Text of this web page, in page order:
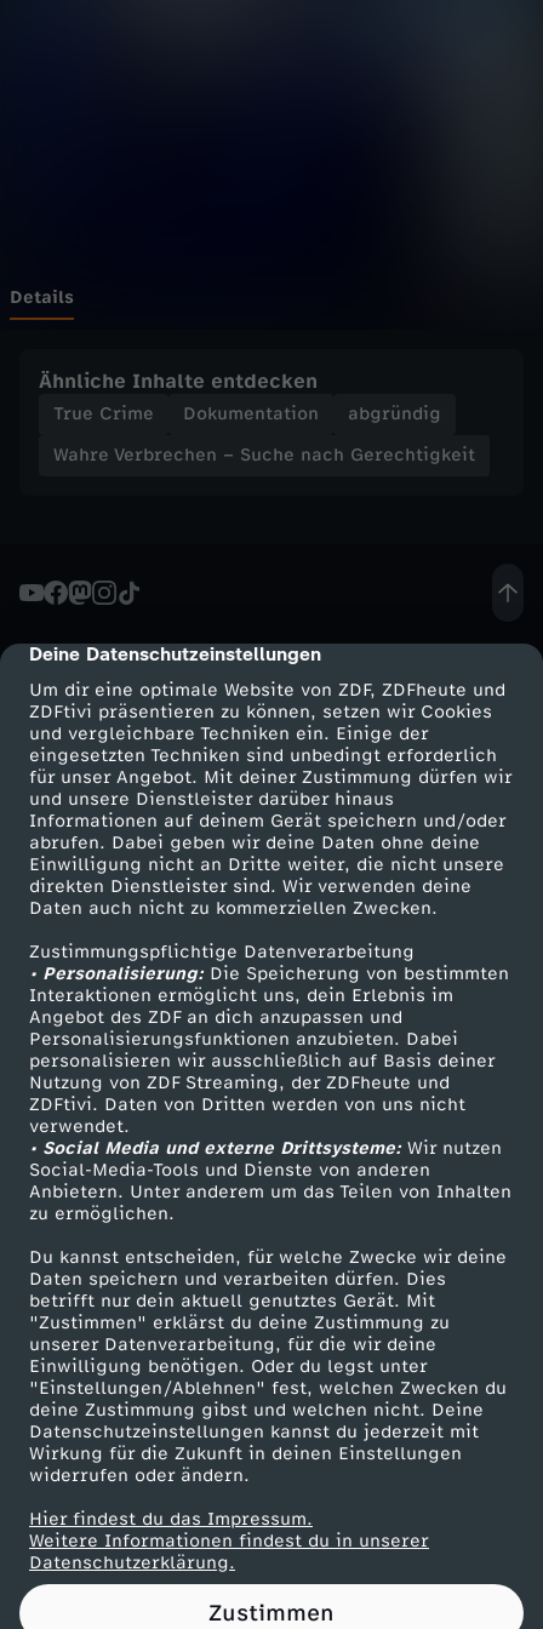
cmp-dialog-description
Deine Datenschutzeinstellungen
Um dir eine optimale Website von ZDF, ZDFheute und
ZDFtivi präsentieren zu können, setzen wir Cookies
und vergleichbare Techniken ein. Einige der
eingesetzten Techniken sind unbedingt erforderlich
für unser Angebot. Mit deiner Zustimmung dürfen wir
und unsere Dienstleister darüber hinaus
Informationen auf deinem Gerät speichern und/oder
abrufen. Dabei geben wir deine Daten ohne deine
Einwilligung nicht an Dritte weiter, die nicht unsere
direkten Dienstleister sind. Wir verwenden deine
Daten auch nicht zu kommerziellen Zwecken.
Zustimmungspflichtige Datenverarbeitung
• Personalisierung:Die Speicherung von bestimmten
Interaktionen ermöglicht uns, dein Erlebnis im
Angebot des ZDF an dich anzupassen und
Personalisierungsfunktionen anzubieten. Dabei
personalisieren wir ausschließlich auf Basis deiner
Nutzung von ZDF Streaming, der ZDFheute und
ZDFtivi. Daten von Dritten werden von uns nicht
verwendet.
• Social Media und externe Drittsysteme:Wir nutzen
Social-Media-Tools und Dienste von anderen
Anbietern. Unter anderem um das Teilen von Inhalten
zu ermöglichen.
Du kannst entscheiden, für welche Zwecke wir deine
Daten speichern und verarbeiten dürfen. Dies
betrifft nur dein aktuell genutztes Gerät. Mit
"Zustimmen" erklärst du deine Zustimmung zu
unserer Datenverarbeitung, für die wir deine
Einwilligung benötigen. Oder du legst unter
"Einstellungen/Ablehnen" fest, welchen Zwecken du
deine Zustimmung gibst und welchen nicht. Deine
Datenschutzeinstellungen kannst du jederzeit mit
Wirkung für die Zukunft in deinen Einstellungen
widerrufen oder ändern.
Hier findest du das Impressum.
Weitere Informationen findest du in unserer
Datenschutzerklärung.
Zustimmen
h
n
u
c
h
e
n
a
c
h
G
e
r
e
c
h
t
i
g
k
Details
Ähnliche Inhalte entdecken
True Crime Dokumentation
abgründig
Wahre Verbrechen – Suche nach Gerechtigkeit
Mehr ZDF
ZDF-Apps
Smart TV
ZDFtext
Livestreams
Sendungen A-Z
TV-Programm
Service
ZDFmitreden
Kontakt zum ZDF
Tickets
Zuschauerservice
Hilfe
ZDF Unternehmen
Karriere
ZDF goes Schule
Werbefernsehen
Mainzelmännchen
Partner